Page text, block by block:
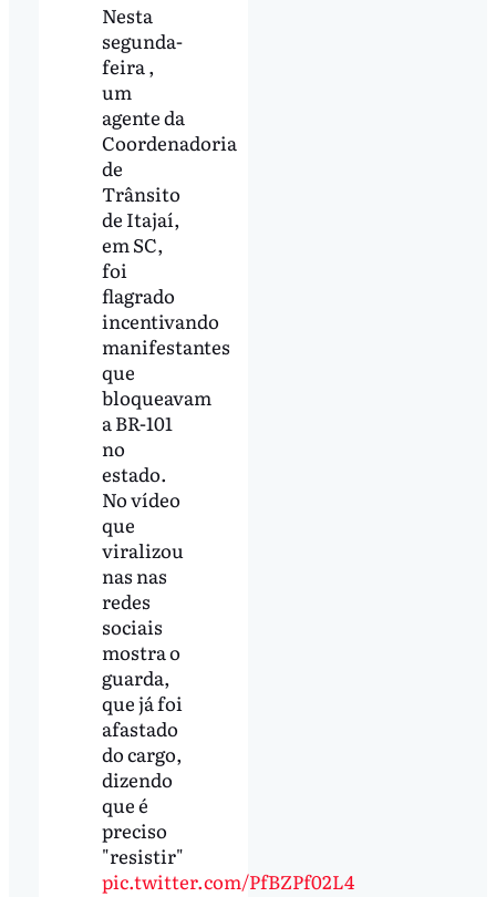
Nesta
segunda-
feira ,
um
agente da
Coordenadoria
de
Trânsito
de Itajaí,
em SC,
foi
flagrado
incentivando
manifestantes
que
bloqueavam
a BR-101
no
estado.
No vídeo
que
viralizou
nas nas
redes
sociais
mostra o
guarda,
que já foi
afastado
do cargo,
dizendo
que é
preciso
"resistir"
pic.twitter.com/PfBZPf02L4